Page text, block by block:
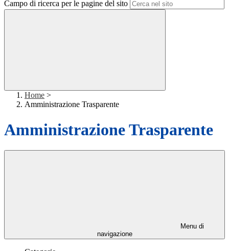
Campo di ricerca per le pagine del sito
Home >
Amministrazione Trasparente
Amministrazione Trasparente
Menu di
navigazione